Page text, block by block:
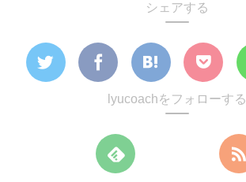
シェアする
lyucoachをフォローする